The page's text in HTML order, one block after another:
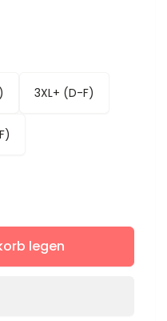
3XL+ (D-F)
legen